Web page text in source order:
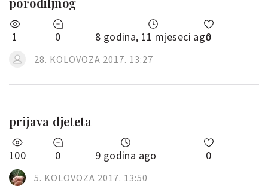
1 0 8 godina, 11 mjeseci ago
0
28. KOLOVOZA 2017. 13:27
prijava djeteta
100 0 9 godina ago 0
5. KOLOVOZA 2017. 13:50